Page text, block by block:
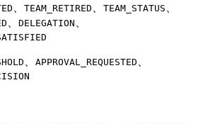
TEAM_RETIRED TEAM_STATUS
DELEGATION
APPROVAL_REQUESTED